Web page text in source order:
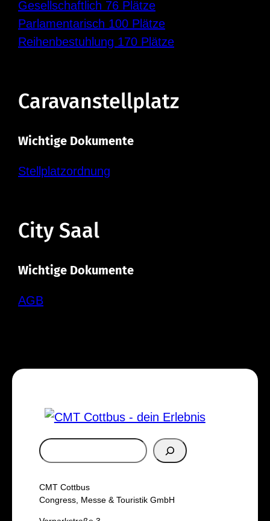
Gesellschaftlich 76 Plätze
Parlamentarisch 100 Plätze
Reihenbestuhlung 170 Plätze
Caravanstellplatz
Wichtige Dokumente
Stellplatzordnung
City Saal
Wichtige Dokumente
AGB
S
u
c
h
CMT Cottbus
Congress, Messe & Touristik GmbH